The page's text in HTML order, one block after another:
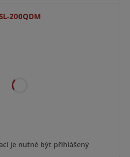
200QDM
je nutné být přihlášený